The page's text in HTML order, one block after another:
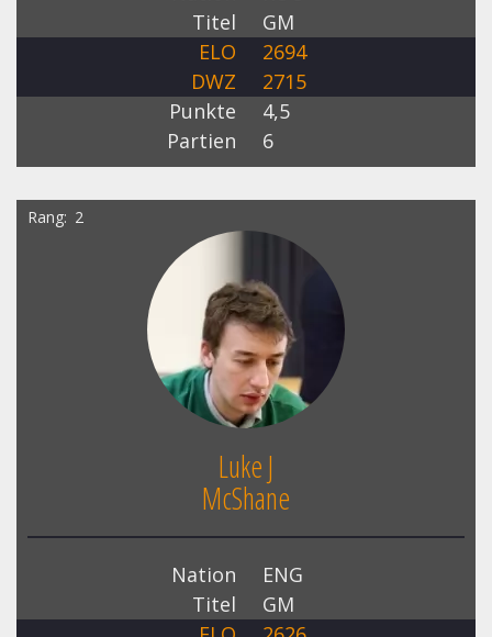
Titel
GM
ELO
2694
DWZ
2715
Punkte
4,5
Partien
6
Rang 2
Luke J
McShane
Nation
ENG
Titel
GM